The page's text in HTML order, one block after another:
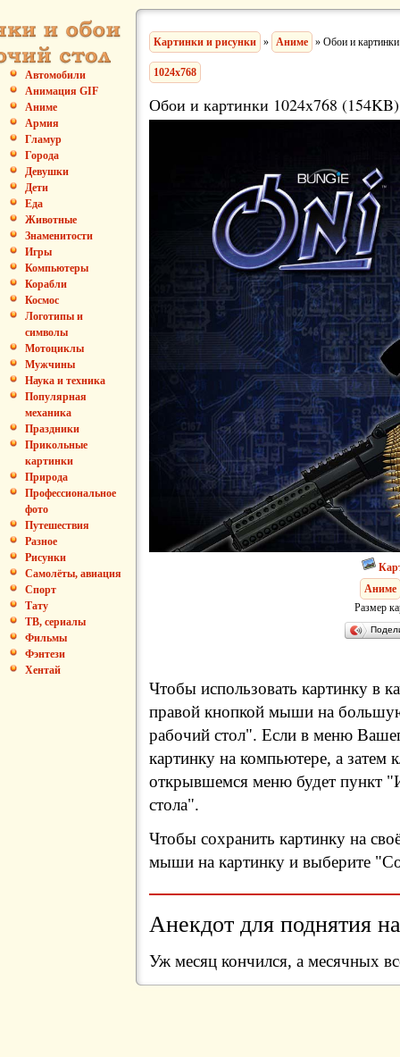
Автомобили
Анимация GIF
Аниме
Армия
Гламур
Города
Девушки
Дети
Еда
Животные
Знаменитости
Игры
Компьютеры
Корабли
Космос
Логотипы и
символы
Мотоциклы
Мужчины
Наука и техника
Популярная
механика
Праздники
Прикольные
картинки
Природа
Профессиональное
фото
Путешествия
Разное
Рисунки
Самолёты, авиация
Спорт
Тату
ТВ, сериалы
Фильмы
Фэнтези
Хентай
Картинки и рисунки » Аниме » Обои и картинки
1024x768
Обои и картинки 1024x768 (154KB)
Аниме
Размер
Чтобы использовать картинку в
правой кнопкой мыши на
рабочий стол". Если в меню
картинку на компьютере, а затем
открывшемся меню будет пункт
стола".
Чтобы сохранить картинку на
мыши на картинку и выберите
Анекдот для поднятия
Уж месяц кончился, а месячных